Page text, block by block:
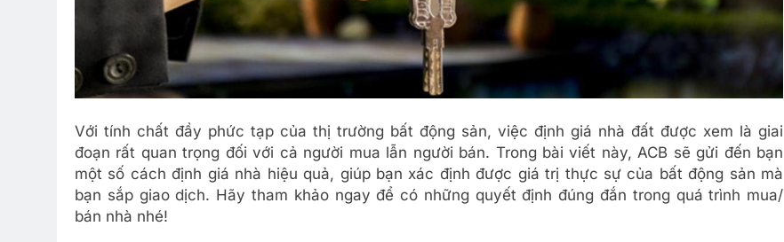
Với tính chất đầy phức tạp của thị trường bất động sản, việc định giá nhà đất được xem là giai
đoạn rất quan trọng đối với cả người mua lẫn người bán. Trong bài viết này, ACB sẽ gửi đến bạn
một số cách định giá nhà hiệu quả, giúp bạn xác định được giá trị thực sự của bất động sản mà
bạn sắp giao dịch. Hãy tham khảo ngay để có những quyết định đúng đắn trong quá trình mua/
bán nhà nhé!